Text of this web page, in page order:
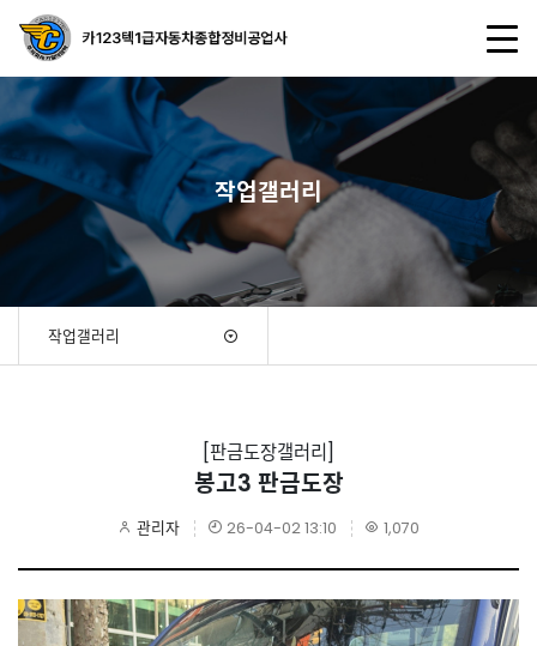
작업갤러리
작업갤러리
[판금도장갤러리]
봉고3 판금도장
관리자 26-04-02 13:10 1,070